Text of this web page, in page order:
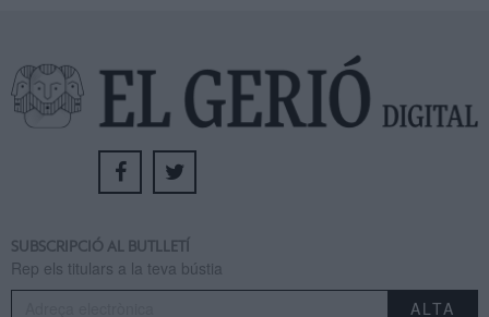
SUBSCRIPCIÓ AL BUTLLETÍ
Rep els titulars a la teva bústia